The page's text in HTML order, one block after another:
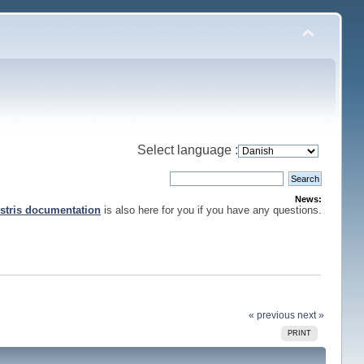
Select language :
News:
documentation is also here for you if you have any questions.
« previous next »
PRINT